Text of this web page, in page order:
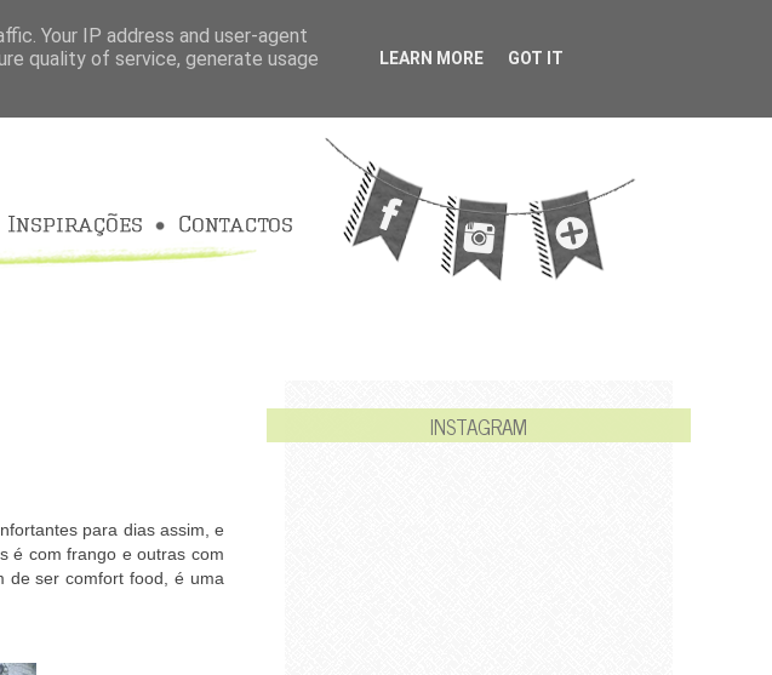
para dias assim, e
é com frango e outras com
de ser comfort food, é uma
INSTAGRAM
Your IP address and user-agent
quality of service, generate usage
LEARN MORE GOT IT